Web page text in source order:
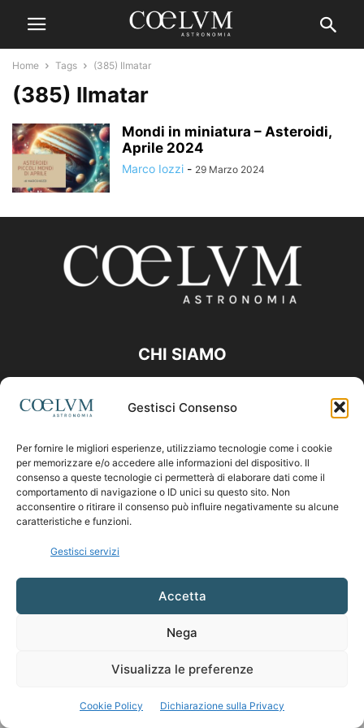
Gestisci Consenso
Per fornire le migliori esperienze, utilizziamo tecnologie come i cookie
per memorizzare e/o accedere alle informazioni del dispositivo. Il
consenso a queste tecnologie ci permetterà di elaborare dati come il
comportamento di navigazione o ID unici su questo sito. Non
acconsentire o ritirare il consenso può influire negativamente su alcune
caratteristiche e funzioni.
Gestisci servizi
Accetta
Nega
Visualizza le preferenze
Cookie Policy Dichiarazione sulla Privacy
Home Tags (385) Ilmatar
(385) Ilmatar
Mondi in miniatura – Asteroidi,
Aprile 2024
Marco Iozzi - 29 Marzo 2024
CHI SIAMO
Contattaci:coelumastro@coelum.com
SEGUICI